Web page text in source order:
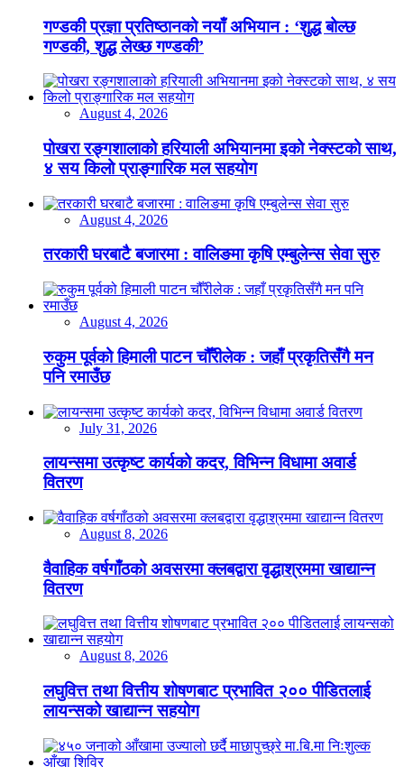
गण्डकी प्रज्ञा प्रतिष्ठानको नयाँ अभियान : ‘शुद्ध बोल्छ
गण्डकी, शुद्ध लेख्छ गण्डकी’
August 4, 2026
पोखरा रङ्गशालाको हरियाली अभियानमा इको नेक्स्टको साथ,
४ सय किलो प्राङ्गारिक मल सहयोग
August 4, 2026
तरकारी घरबाटै बजारमा : वालिङमा कृषि एम्बुलेन्स सेवा सुरु
August 4, 2026
रुकुम पूर्वको हिमाली पाटन चौँरीलेक : जहाँ प्रकृतिसँगै मन
पनि रमाउँछ
July 31, 2026
लायन्समा उत्कृष्ट कार्यको कदर, विभिन्न विधामा अवार्ड
वितरण
August 8, 2026
वैवाहिक वर्षगाँठको अवसरमा क्लबद्वारा वृद्धाश्रममा खाद्यान्न
वितरण
August 8, 2026
लघुवित्त तथा वित्तीय शोषणबाट प्रभावित २०० पीडितलाई
लायन्सको खाद्यान्न सहयोग